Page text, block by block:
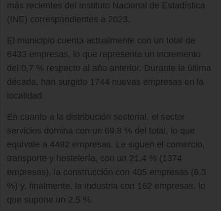
más recientes del Instituto Nacional de Estadística
(INE) correspondientes a 2023.
El municipio cuenta actualmente con un total de
6433 empresas, lo que representa un incremento
del 0,7 % respecto al año anterior. Durante la última
década, han surgido 1744 nuevas empresas en la
localidad.
En cuanto a la distribución sectorial, el sector
servicios domina con un 69,8 % del total, lo que
equivale a 4492 empresas. Le siguen el comercio,
transporte y hostelería, con un 21,4 % (1374
empresas), la construcción con 405 empresas (6,3
%) y, finalmente, la industria con 162 empresas, lo
que supone un 2,5 %.